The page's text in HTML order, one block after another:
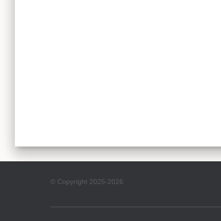
© Copyright 2025-2026